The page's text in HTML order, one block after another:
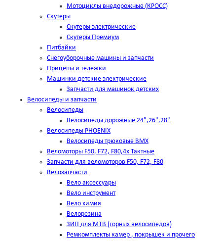
Мотоциклы внедорожные (КРОСС)
Скутеры
Скутеры электрические
Скутеры Премиум
Питбайки
Снегоуборочные машины и запчасти
Прицепы и тележки
Машинки детские электрические
Запчасти для машинок детских
Велосипеды и запчасти
Велосипеды
Велосипеды дорожные 24",26",28"
Велосипеды PHOENIX
Велосипеды трюковые BMX
Веломоторы F50, F72, F80,4х Тактные
Запчасти для веломоторов F50, F72, F80
Велозапчасти
Вело аксессуары
Вело инструмент
Вело химия
Велорезина
ЗИП для MTB (горных велосипедов)
Ремкомплекты камер , покрышек и прочего